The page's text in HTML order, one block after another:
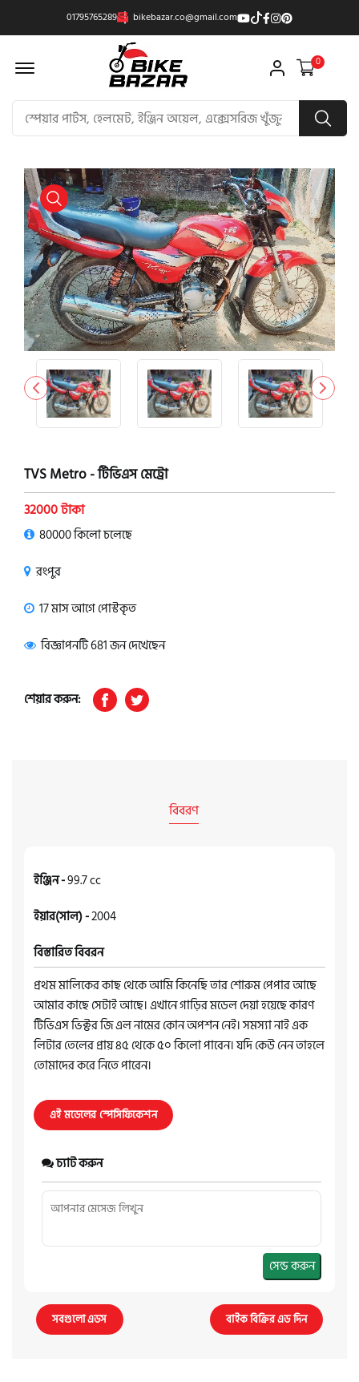
01795765289 bikebazar.co@gmail.com
Offcanvas Menu Open 0
product view
TVS Metro - টিভিএস মেট্রো
32000 টাকা
80000 কিলো চলেছে
রংপুর
17 মাস আগে পোস্টকৃত
বিজ্ঞাপনটি 681 জন দেখেছেন
শেয়ার করুন:
বিবরণ
ইঞ্জিন -99.7 cc
ইয়ার(সাল) -2004
বিস্তারিত বিবরন
প্রথম মালিকের কাছ থেকে আমি কিনেছি তার শোরুম পেপার আছে
আমার কাছে সেটাই আছে। এখানে গাড়ির মডেল দেয়া হয়েছে কারণ
টিভিএস ভিক্টর জি এল নামের কোন অপশন নেই। সমস্যা নাই এক
লিটার তেলের প্রায় ৪৫ থেকে ৫০ কিলো পাবেন। যদি কেউ নেন তাহলে
তোমাদের করে নিতে পারেন।
এই মডেলের স্পেসিফিকেশন
চ্যাট করুন
সেন্ড করুন
সবগুলো এডস বাইক বিক্রির এড দিন